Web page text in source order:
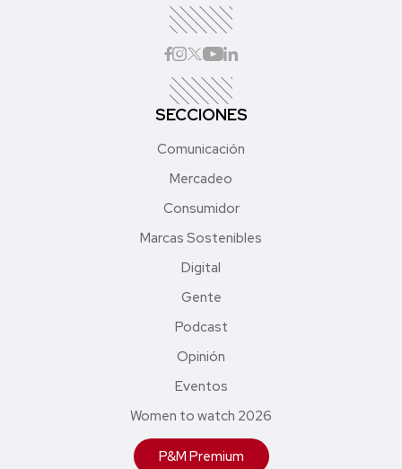
SECCIONES
Comunicación
Mercadeo
Consumidor
Marcas Sostenibles
Digital
Gente
Podcast
Opinión
Eventos
Women to watch 2026
P&M Premium